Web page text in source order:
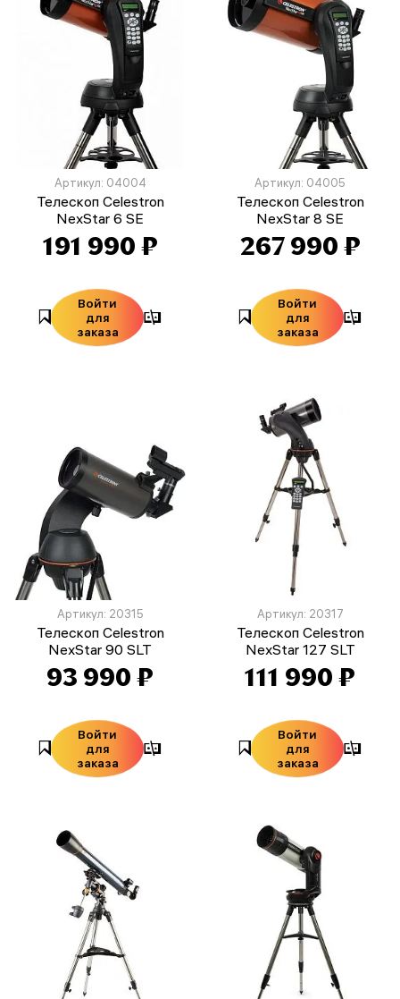
Артикул: 04004
Телескоп Celestron
NexStar 6 SE
191 990 ₽
Войти
для
заказа
Артикул: 04005
Телескоп Celestron
NexStar 8 SE
267 990 ₽
Войти
для
заказа
Артикул: 20315
Телескоп Celestron
NexStar 90 SLT
93 990 ₽
Войти
для
заказа
Артикул: 20317
Телескоп Celestron
NexStar 127 SLT
111 990 ₽
Войти
для
заказа